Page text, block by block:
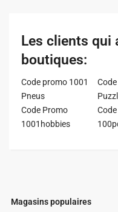
Magasins populaires
Les clients qui
boutiques:
Code promo 1001
Pneus
Code Promo
1001hobbies